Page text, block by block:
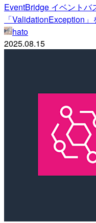
EventBridge イベントバ
「ValidationException
hato
2025.08.15